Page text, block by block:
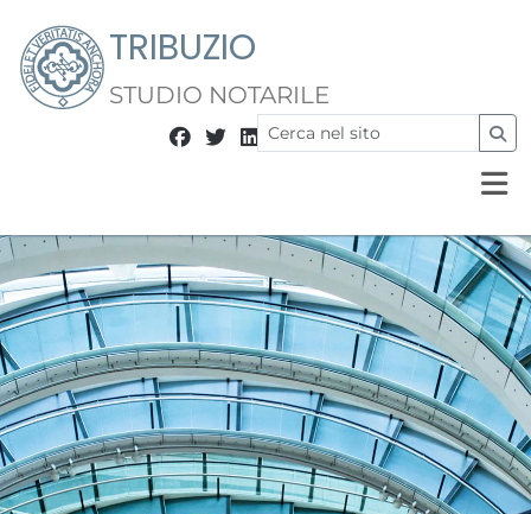
TRIBUZIO
STUDIO NOTARILE